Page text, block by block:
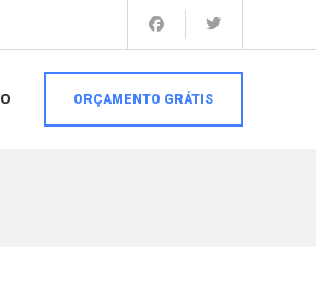
ORÇAMENTO GRÁTIS